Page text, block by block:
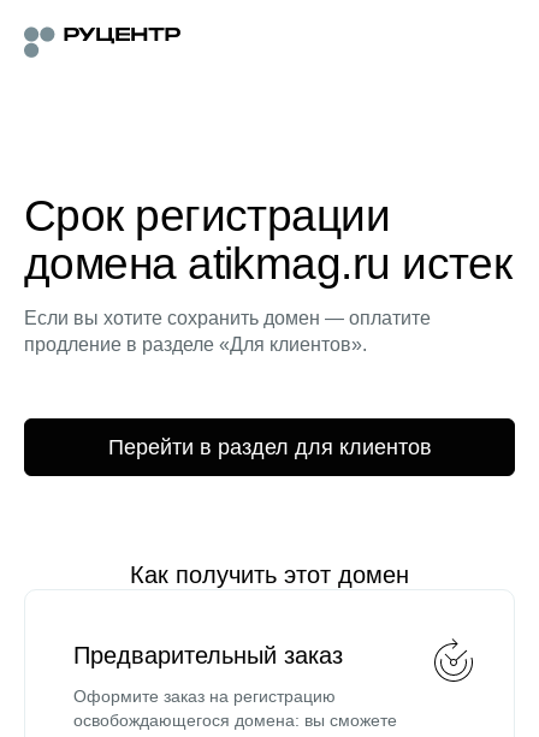
Срок регистрации
домена atikmag.ru истек
Если вы хотите сохранить домен — оплатите
продление в разделе «Для клиентов».
Перейти в раздел для клиентов
Как получить этот домен
Предварительный заказ
Оформите заказ на регистрацию
освобождающегося домена: вы сможете